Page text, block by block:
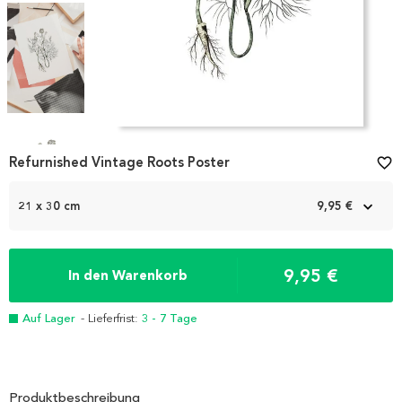
1
21 x 30 cm 9,95 €
In den Warenkorb 9,95 €
Auf Lager - Lieferfrist: 3 - 7 Tage
Refurnished Vintage Roots Poster favorite_border
Produktbeschreibung